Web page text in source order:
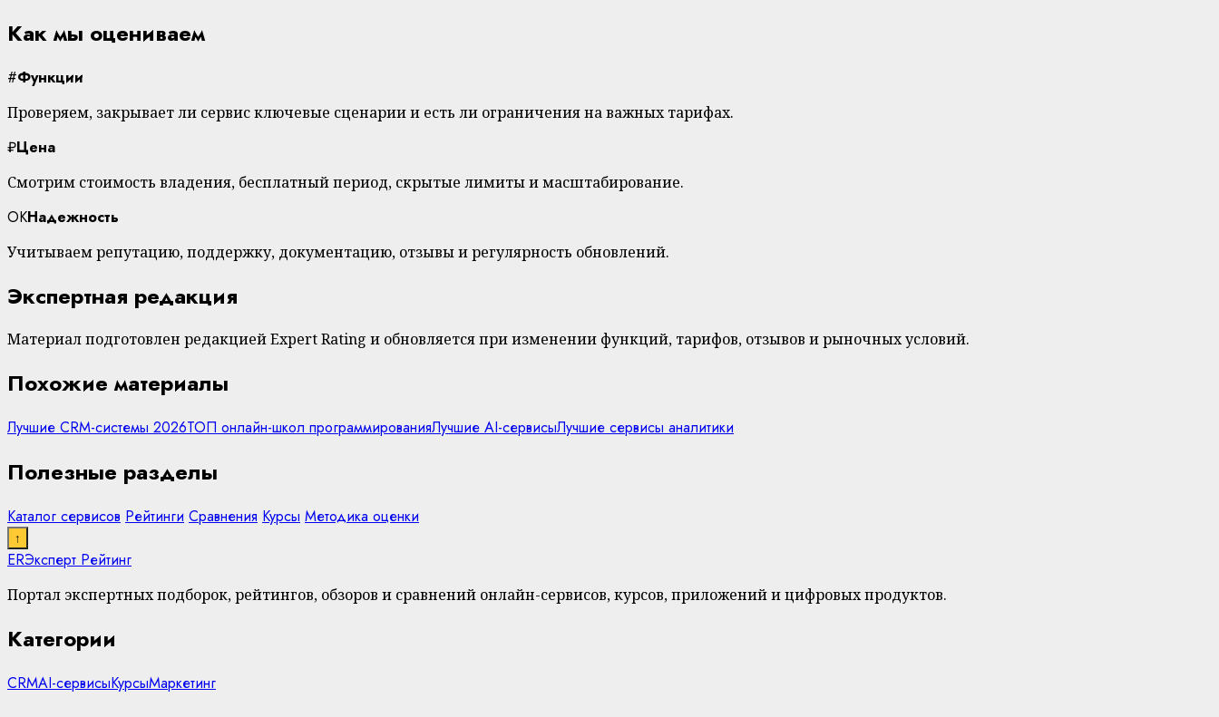
Как мы оцениваем
#Функции
Проверяем, закрывает ли сервис ключевые сценарии и есть ли ограничения на важных тарифах.
₽Цена
Смотрим стоимость владения, бесплатный период, скрытые лимиты и масштабирование.
OKНадежность
Учитываем репутацию, поддержку, документацию, отзывы и регулярность обновлений.
Экспертная редакция
Материал подготовлен редакцией Expert Rating и обновляется при изменении функций, тарифов, отзывов и рыночных условий.
Похожие материалы
Лучшие CRM-системы 2026ТОП онлайн-школ программированияЛучшие AI-сервисыЛучшие сервисы аналитики
Полезные разделы
Каталог сервисов Рейтинги Сравнения Курсы Методика оценки
↑
ERЭксперт Рейтинг
Портал экспертных подборок, рейтингов, обзоров и сравнений онлайн-сервисов, курсов, приложений и цифровых продуктов.
Категории
CRMAI-сервисыКурсыМаркетинг